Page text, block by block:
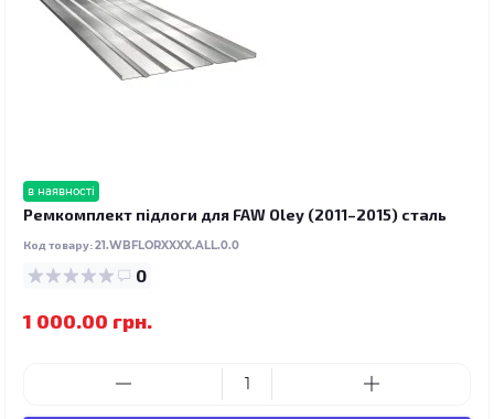
в наявності
Ремкомплект підлоги для FAW Oley (2011–2015) сталь
Код товару:21.WBFLORXXXX.ALL.0.0
0
1 000.00 грн.